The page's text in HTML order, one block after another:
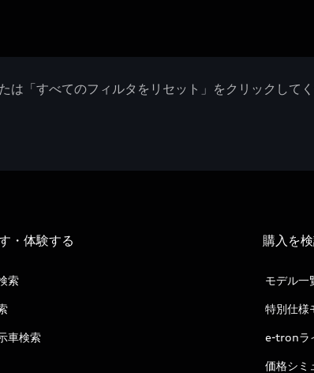
「すべてのフィルタをリセット」をクリックして
・体験する
索
車検索
購入を
モデル一
特別仕様
e-tronラ
価格シミ